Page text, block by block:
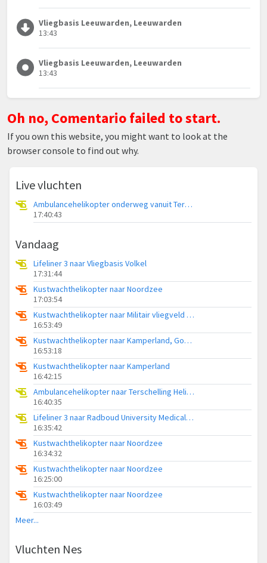
Vliegbasis Leeuwarden, Leeuwarden
13:43
Vliegbasis Leeuwarden, Leeuwarden
13:43
Oh no, Comentario failed to start.
If you own this website, you might want to look at the
browser console to find out why.
Live vluchten
Ambulancehelikopter onderweg vanuit Terschelling Heliport
17:40:43
Vandaag
Lifeliner 3 naar Vliegbasis Volkel
17:31:44
Kustwachthelikopter naar Noordzee
17:03:54
Kustwachthelikopter naar Militair vliegveld De Kooy / Den Helder Airport
16:53:49
Kustwachthelikopter naar Kamperland, Goudplaatweg
16:53:18
Kustwachthelikopter naar Kamperland
16:42:15
Ambulancehelikopter naar Terschelling Heliport
16:40:35
Lifeliner 3 naar Radboud University Medical Center Heliport
16:35:42
Kustwachthelikopter naar Noordzee
16:34:32
Kustwachthelikopter naar Noordzee
16:25:00
Kustwachthelikopter naar Noordzee
16:03:49
Meer...
Vluchten Nes